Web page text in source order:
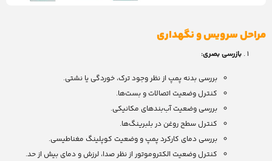
مراحل سرویس و نگهداری
بازرسی بصری:
بررسی بدنه پمپ از نظر وجود ترک، خوردگی یا نشتی.
کنترل وضعیت اتصالات و بست‌ها.
بررسی وضعیت آب‌بندهای مکانیکی.
کنترل سطح روغن در بلبرینگ‌ها.
بررسی دمای کارکرد پمپ و وضعیت کوپلینگ مغناطیسی.
کنترل وضعیت الکتروموتور از نظر صدا، لرزش و دمای بیش از حد.